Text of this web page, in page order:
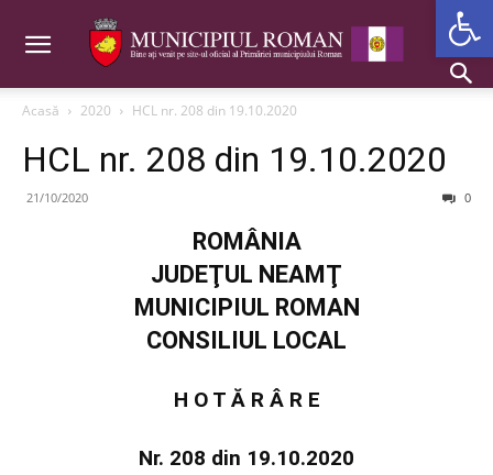
Acasă 2020 HCL nr. 208 din 19.10.2020
HCL nr. 208 din 19.10.2020
21/10/2020 0
ROMÂNIA
JUDEŢUL NEAMŢ
MUNICIPIUL ROMAN
CONSILIUL LOCAL
H O T Ă R Â R E
Nr. 208 din 19.10.2020